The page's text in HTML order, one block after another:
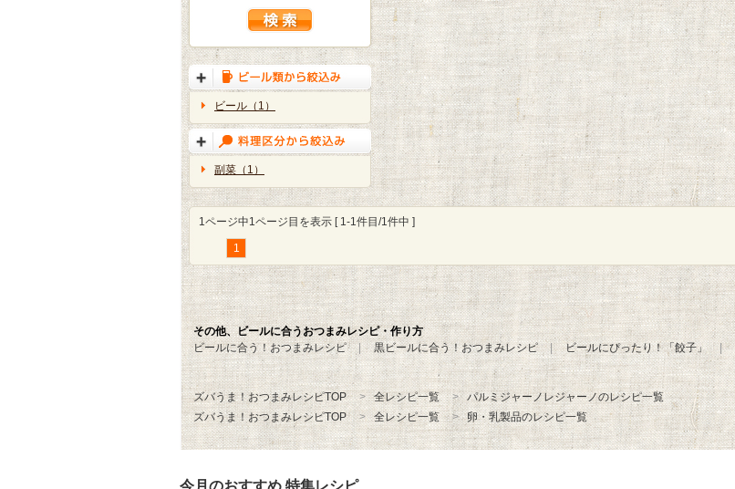
ビール（1）
副菜（1）
1ページ中1ページ目を表示 [ 1-1件目/1件中 ]
1
その他、ビールに合うおつまみレシピ・作り方
ビールに合う！おつまみレシピ
黒ビールに合う！おつまみレシピ ビールにぴったり！「餃子」
ズバうま！おつまみレシピTOP 全レシピ一覧
パルミジャーノレジャーノのレシピ一覧
ズバうま！おつまみレシピTOP
全レシピ一覧 卵・乳製品のレシピ一覧
今月のおすすめ 特集レシピ